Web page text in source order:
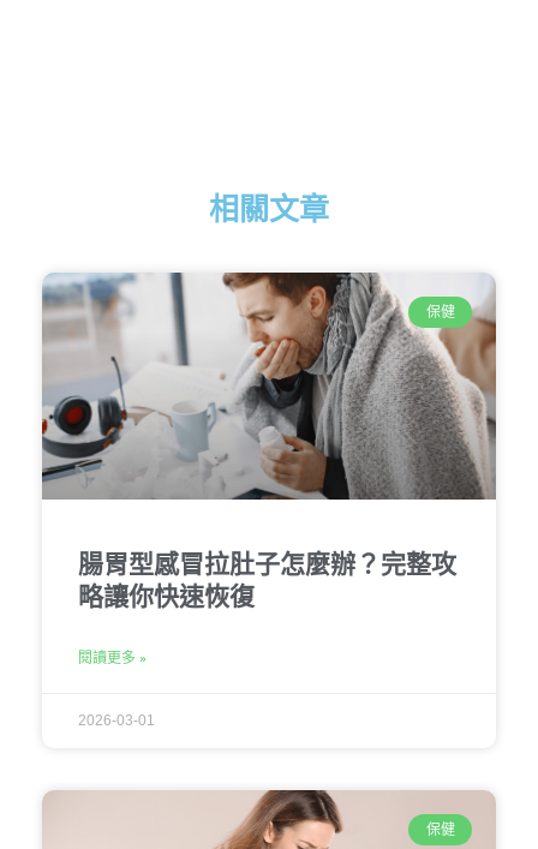
相關文章
保健
腸胃型感冒拉肚子怎麼辦？完整攻
略讓你快速恢復
閱讀更多 »
2026-03-01
保健